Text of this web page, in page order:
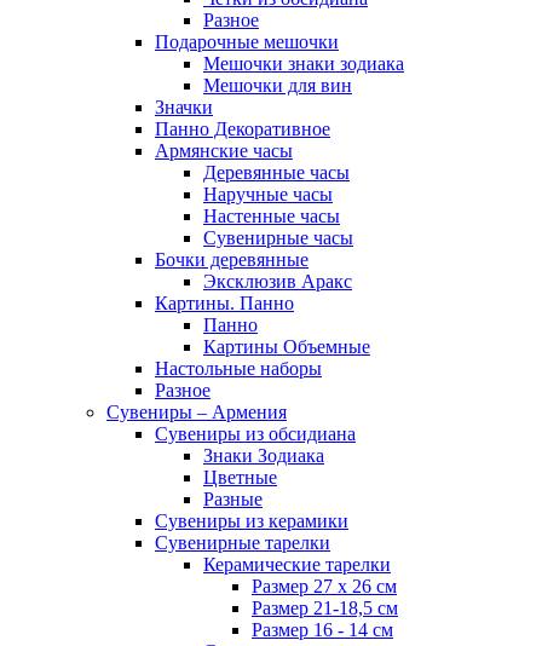
Разное
Подарочные мешочки
Мешочки знаки зодиака
Мешочки для вин
Значки
Панно Декоративное
Армянские часы
Деревянные часы
Наручные часы
Настенные часы
Сувенирные часы
Бочки деревянные
Эксклюзив Аракс
Картины. Панно
Панно
Картины Объемные
Настольные наборы
Разное
Сувениры – Армения
Сувениры из обсидиана
Знаки Зодиака
Цветные
Разные
Сувениры из керамики
Сувенирные тарелки
Керамические тарелки
Размер 27 х 26 см
Размер 21-18,5 см
Размер 16 - 14 см